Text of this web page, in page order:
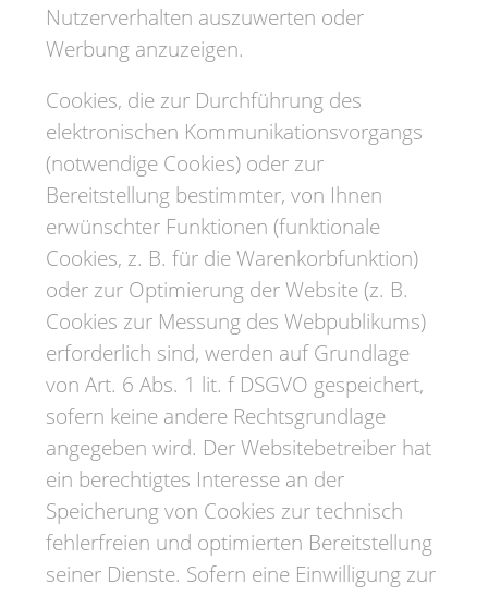
Nutzerverhalten auszuwerten oder
Werbung anzuzeigen.
Cookies, die zur Durchführung des
elektronischen Kommunikationsvorgangs
(notwendige Cookies) oder zur
Bereitstellung bestimmter, von Ihnen
erwünschter Funktionen (funktionale
Cookies, z. B. für die Warenkorbfunktion)
oder zur Optimierung der Website (z. B.
Cookies zur Messung des Webpublikums)
erforderlich sind, werden auf Grundlage
von Art. 6 Abs. 1 lit. f DSGVO gespeichert,
sofern keine andere Rechtsgrundlage
angegeben wird. Der Websitebetreiber hat
ein berechtigtes Interesse an der
Speicherung von Cookies zur technisch
fehlerfreien und optimierten Bereitstellung
seiner Dienste. Sofern eine Einwilligung zur